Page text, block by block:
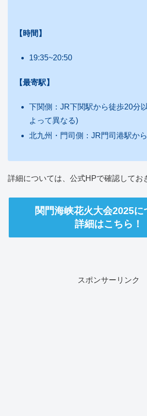
【時間】
19:35~20:50
【最寄駅】
下関側：JR下関駅から徒歩20分
よって異なる)
北九州・門司側：JR門司港駅か
詳細については、公式HPで確認してお
関門海峡花火大会2025に
詳細はこちら！
スポンサーリンク